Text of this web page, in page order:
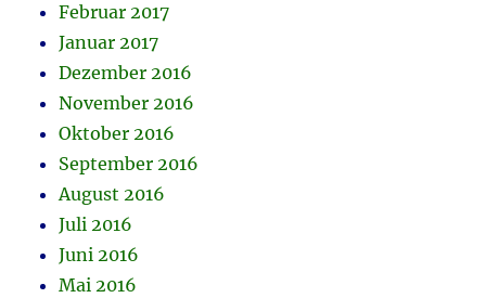
Februar 2017
Januar 2017
Dezember 2016
November 2016
Oktober 2016
September 2016
August 2016
Juli 2016
Juni 2016
Mai 2016